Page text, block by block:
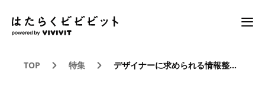
TOP 特集 デザイナーに求められる情報整理のスキル。「経営デザインシート」のリデザインに挑戦してみよう